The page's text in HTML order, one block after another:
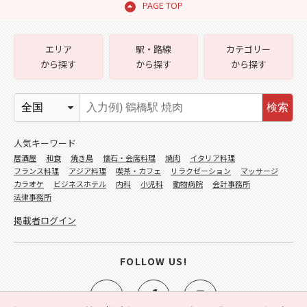
PAGE TOP
エリア
から探す
駅・路線
から探す
カテゴリー
から探す
検索
人気キーワード
居酒屋 和食 焼き鳥 懐石・会席料理 焼肉
イタリア料理
フランス料理
アジア料理 喫茶・カフェ リラクゼーション
マッサージ
カラオケ
ビジネスホテル 内科 小児科 動物病院
会計事務所
法律事務所
掲載者ログイン
FOLLOW US!